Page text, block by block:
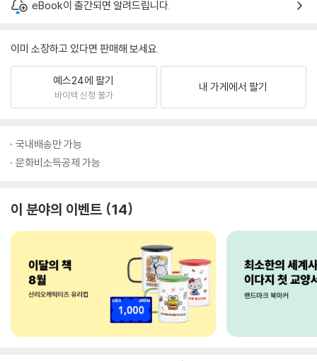
eBook이 출간되면 알려드립니다.
이미 소장하고 있다면 판매해 보세요.
예스24에 팔기
바이백 신청 불가
내 가게에서 팔기
국내배송만 가능
문화비소득공제 가능
이 분야의 이벤트 14